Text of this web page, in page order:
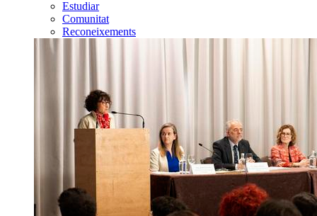
Estudiar
Comunitat
Reconeixements